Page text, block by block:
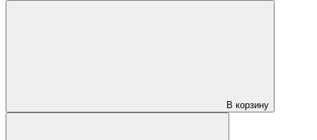
В корзину